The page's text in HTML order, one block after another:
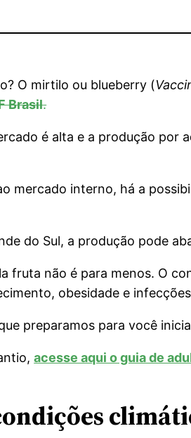
O mirtilo ou blueberry (
Brasil.
é alta e a produção por
mercado interno, há a
do Sul, a produção pode
fruta não é para menos. O
obesidade e
preparamos para você
acesse aqui o guia de